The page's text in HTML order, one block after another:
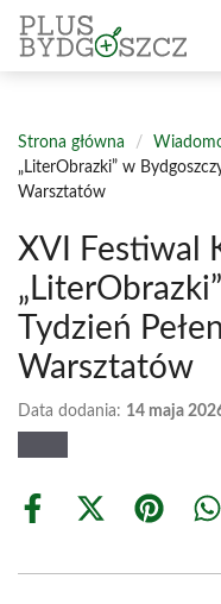
Przejdź
do
treści
Strona główna /
„LiterObrazki” w
Warsztatów
XVI Festiwal
Tydzień
Warsztatów
Data dodania: 14 maja
Share
Share
(Twitter)
Share